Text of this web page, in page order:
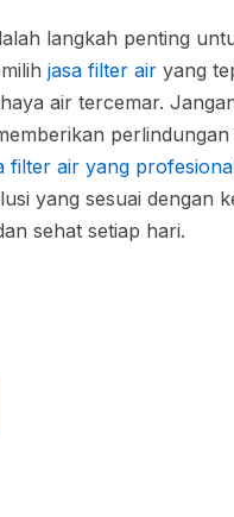
langkah penting
jasa filter air yang
air tercemar.
filter air yang
yang sesuai dengan
sehat setiap hari.